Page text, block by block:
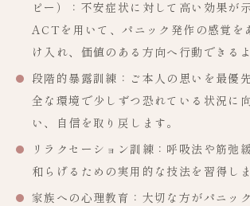
ピー）
：不安症状に対して高い効果が
ACTを用いて、パニック発作の感覚を
け入れ、価値のある方向へ行動できる
段階的暴露訓練 ：ご本人の思いを最優
全な環境で少しずつ恐れている状況に
い、自信を取り戻します。
リラクセーション訓練 ：呼吸法や筋弛
和らげるための実用的な技法を習得しま
家族への心理教育 ：大切な方がパニッ